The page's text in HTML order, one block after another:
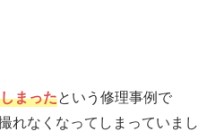
まったという修理事例で
れなくなってしまっていまし